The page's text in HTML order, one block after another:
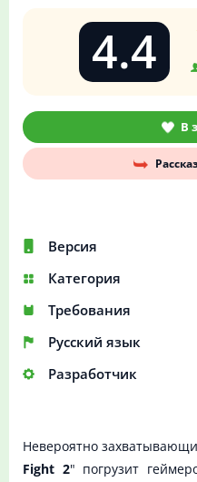
Версия
Категория
Требования
Русский язык
Разработчик
4.4
В
Невероятно
Fight 2" погрузит